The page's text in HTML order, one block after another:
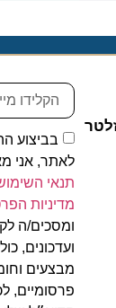
בביצוע
לאתר, אני
תנאי
מדיניות
ומסכים/ה
ועדכונים,
מבצעים
פרסומיים,